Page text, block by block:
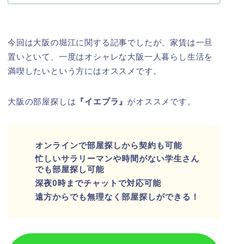
今回は大阪の堀江に関する記事でしたが、家賃は一旦
置いといて、一度はオシャレな大阪一人暮らし生活を
満喫したいという方にはオススメです。
大阪の部屋探しは 『イエプラ』 がオススメです。
オンラインで部屋探しから契約も可能
忙しいサラリーマンや時間がない学生さん
でも部屋探し可能
深夜0時までチャットで対応可能
遠方からでも無理なく部屋探しができる！